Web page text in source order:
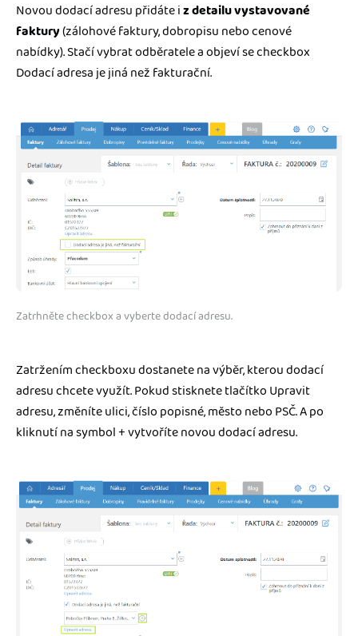
Novou dodací adresu přidáte iz detailu vystavované
faktury(zálohové faktury, dobropisu nebo cenové
nabídky). Stačí vybrat odběratele a objeví se checkbox
Dodací adresa je jiná než fakturační.
Zatrhněte checkbox a vyberte dodací adresu.
Zatržením checkboxu dostanete na výběr, kterou dodací
adresu chcete využít. Pokud stisknete tlačítko Upravit
adresu, změníte ulici, číslo popisné, město nebo PSČ. A po
kliknutí na symbol + vytvoříte novou dodací adresu.